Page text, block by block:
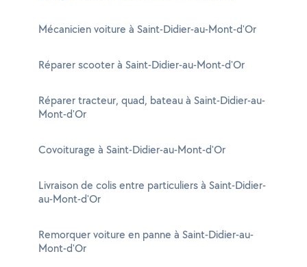
Mécanicien voiture à Saint-Didier-au-Mont-d'Or
Réparer scooter à Saint-Didier-au-Mont-d'Or
Réparer tracteur, quad, bateau à Saint-Didier-au-
Mont-d'Or
Covoiturage à Saint-Didier-au-Mont-d'Or
Livraison de colis entre particuliers à Saint-Didier-
au-Mont-d'Or
Remorquer voiture en panne à Saint-Didier-au-
Mont-d'Or